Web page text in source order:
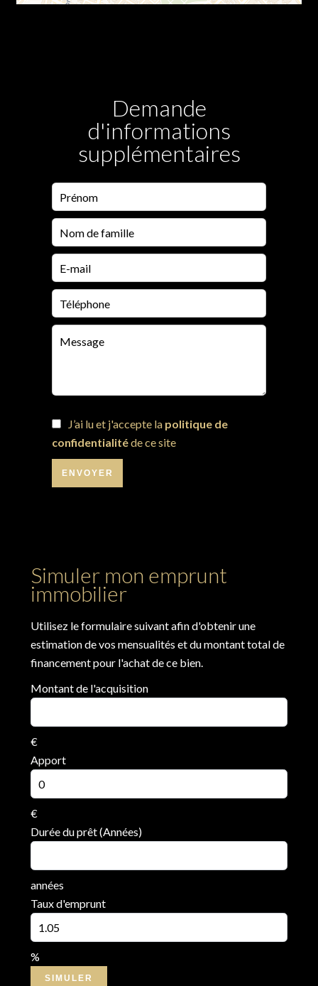
Demande
d'informations
supplémentaires
J’ai lu et j'accepte la politique de
confidentialitéde ce site
ENVOYER
Simuler mon emprunt
immobilier
Utilisez le formulaire suivant afin d'obtenir une
estimation de vos mensualités et du montant total de
financement pour l'achat de ce bien.
Montant de l'acquisition
€
Apport
€
Durée du prêt (Années)
années
Taux d'emprunt
%
SIMULER